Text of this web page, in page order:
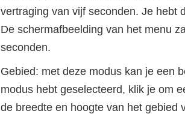
vertraging van vijf seconden. Je hebt
De schermafbeelding van het menu
seconden.
Gebied: met deze modus kan je een
modus hebt geselecteerd, klik je om
de breedte en hoogte van het gebied